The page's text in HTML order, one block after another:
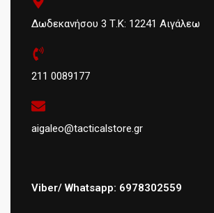
Δωδεκανήσου 3 Τ.Κ: 12241 Αιγάλεω
211 0089177
aigaleo@tacticalstore.gr
Viber/ Whatsapp: 6978302559